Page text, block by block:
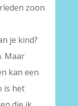
zoon
je kind?
Maar
kan een
is het